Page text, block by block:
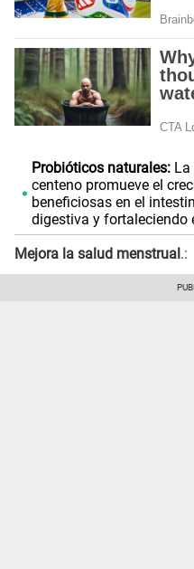
Probióticos naturales:La
centeno promueve el
beneficiosas en el
digestiva y fortaleciendo
Mejora la salud menstrual .: